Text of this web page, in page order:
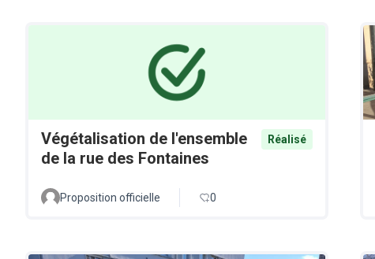
Végétalisation de l'ensemble
de la rue des Fontaines
Réalisé
Proposition officielle 0